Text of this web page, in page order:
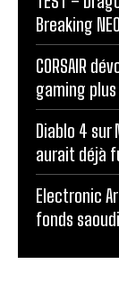
Breaking
CORSAIR
gaming
Diablo 4
aurait déjà
Electronic
fonds